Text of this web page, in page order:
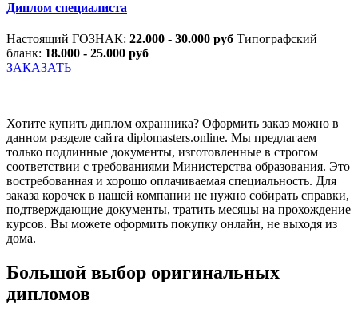
Диплом специалиста
Настоящий ГОЗНАК: 22.000 - 30.000 руб Типографский
бланк: 18.000 - 25.000 руб
ЗАКАЗАТЬ
Хотите купить диплом охранника? Оформить заказ можно в
данном разделе сайта diplomasters.online. Мы предлагаем
только подлинные документы, изготовленные в строгом
соответствии с требованиями Министерства образования. Это
востребованная и хорошо оплачиваемая специальность. Для
заказа корочек в нашей компании не нужно собирать справки,
подтверждающие документы, тратить месяцы на прохождение
курсов. Вы можете оформить покупку онлайн, не выходя из
дома.
Большой выбор оригинальных
дипломов